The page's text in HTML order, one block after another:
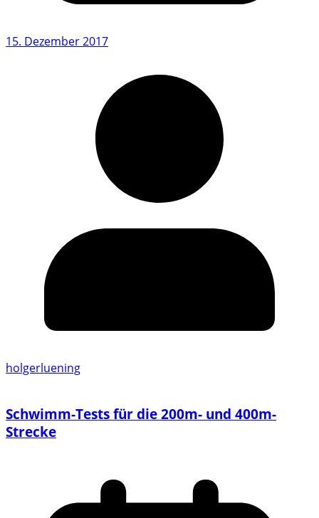
15. Dezember 2017
holgerluening
Schwimm-Tests für die 200m- und 400m-
Strecke